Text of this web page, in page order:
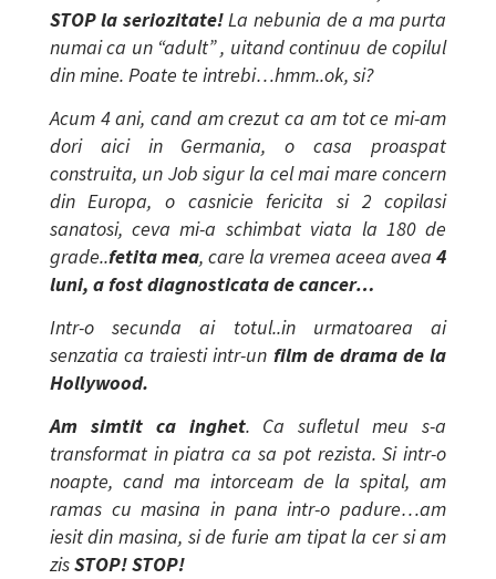
STOP la seriozitate!La nebunia de a ma purta
numai ca un “adult” , uitand continuu de copilul
din mine. Poate te intrebi…hmm..ok, si?
Acum 4 ani, cand am crezut ca am tot ce mi-am
dori aici in Germania, o casa proaspat
construita, un Job sigur la cel mai mare concern
din Europa, o casnicie fericita si 2 copilasi
sanatosi, ceva mi-a schimbat viata la 180 de
grade..fetita mea, care la vremea aceea avea4
luni, a fost diagnosticata de cancer…
Intr-o secunda ai totul..in urmatoarea ai
senzatia ca traiesti intr-un film de drama de la
Hollywood.
Am simtit ca inghet. Ca sufletul meu s-a
transformat in piatra ca sa pot rezista. Si intr-o
noapte, cand ma intorceam de la spital, am
ramas cu masina in pana intr-o padure…am
iesit din masina, si de furie am tipat la cer si am
zisSTOP! STOP!